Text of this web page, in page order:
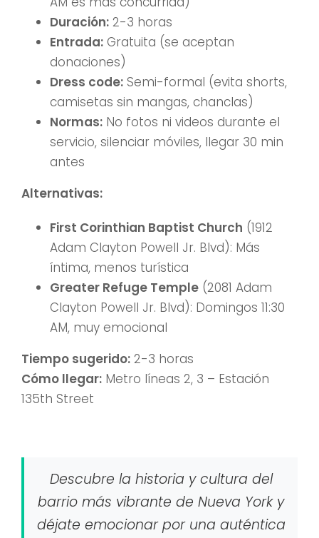
Duración: 2-3 horas
Entrada: Gratuita (se aceptan
donaciones)
Dress code: Semi-formal (evita shorts,
camisetas sin mangas, chanclas)
Normas: No fotos ni videos durante el
servicio, silenciar móviles, llegar 30 min
antes
Alternativas:
First Corinthian Baptist Church (1912
Adam Clayton Powell Jr. Blvd): Más
íntima, menos turística
Greater Refuge Temple (2081 Adam
Clayton Powell Jr. Blvd): Domingos 11:30
AM, muy emocional
Tiempo sugerido: 2-3 horas
Cómo llegar: Metro líneas 2, 3 – Estación
135th Street
Descubre la historia y cultura del
barrio más vibrante de Nueva York y
déjate emocionar por una auténtica